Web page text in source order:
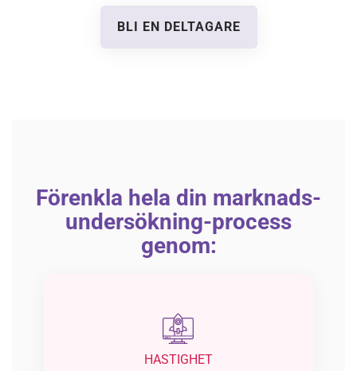
BLI EN DELTAGARE
Förenkla hela din marknads-
undersökning-process
genom:
HASTIGHET